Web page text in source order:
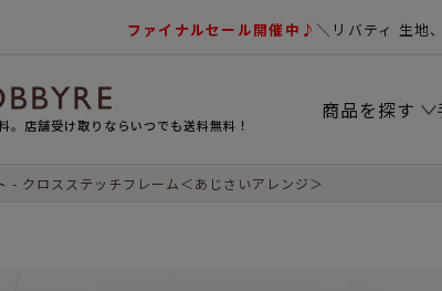
ファイナルセール開催中♪＼リバティ 生地
店舗受け取りならいつでも送料無料！
商品を探す
クロスステッチフレーム＜あじさいアレンジ＞